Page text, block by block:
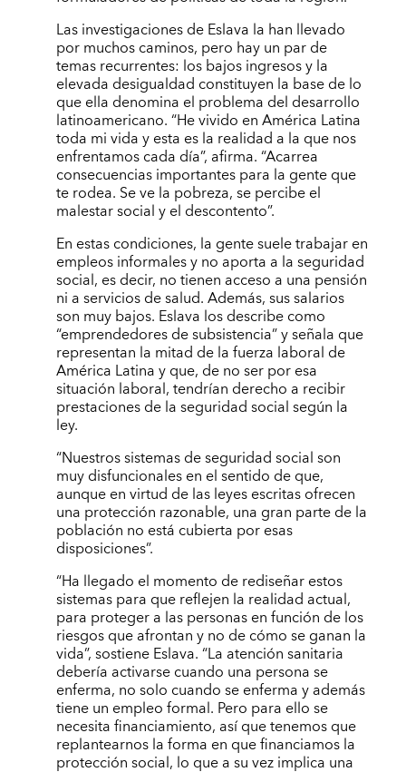
Las investigaciones de Eslava la han llevado
por muchos caminos, pero hay un par de
temas recurrentes: los bajos ingresos y la
elevada desigualdad constituyen la base de lo
que ella denomina el problema del desarrollo
latinoamericano. “He vivido en América Latina
toda mi vida y esta es la realidad a la que nos
enfrentamos cada día”, afirma. “Acarrea
consecuencias importantes para la gente que
te rodea. Se ve la pobreza, se percibe el
malestar social y el descontento”.
En estas condiciones, la gente suele trabajar en
empleos informales y no aporta a la seguridad
social, es decir, no tienen acceso a una pensión
ni a servicios de salud. Además, sus salarios
son muy bajos. Eslava los describe como
“emprendedores de subsistencia” y señala que
representan la mitad de la fuerza laboral de
América Latina y que, de no ser por esa
situación laboral, tendrían derecho a recibir
prestaciones de la seguridad social según la
ley.
“Nuestros sistemas de seguridad social son
muy disfuncionales en el sentido de que,
aunque en virtud de las leyes escritas ofrecen
una protección razonable, una gran parte de la
población no está cubierta por esas
disposiciones”.
“Ha llegado el momento de rediseñar estos
sistemas para que reflejen la realidad actual,
para proteger a las personas en función de los
riesgos que afrontan y no de cómo se ganan la
vida”, sostiene Eslava. “La atención sanitaria
debería activarse cuando una persona se
enferma, no solo cuando se enferma y además
tiene un empleo formal. Pero para ello se
necesita financiamiento, así que tenemos que
replantearnos la forma en que financiamos la
protección social, lo que a su vez implica una